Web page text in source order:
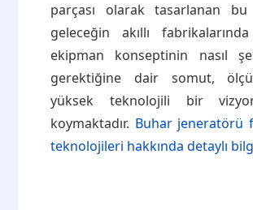
parçası olarak tasarlanan bu
geleceğin akıllı
ekipman konseptinin nasıl
gerektiğine dair somut,
yüksek teknolojili bir
koymaktadır. Buhar jeneratörü
teknolojileri hakkında detaylı